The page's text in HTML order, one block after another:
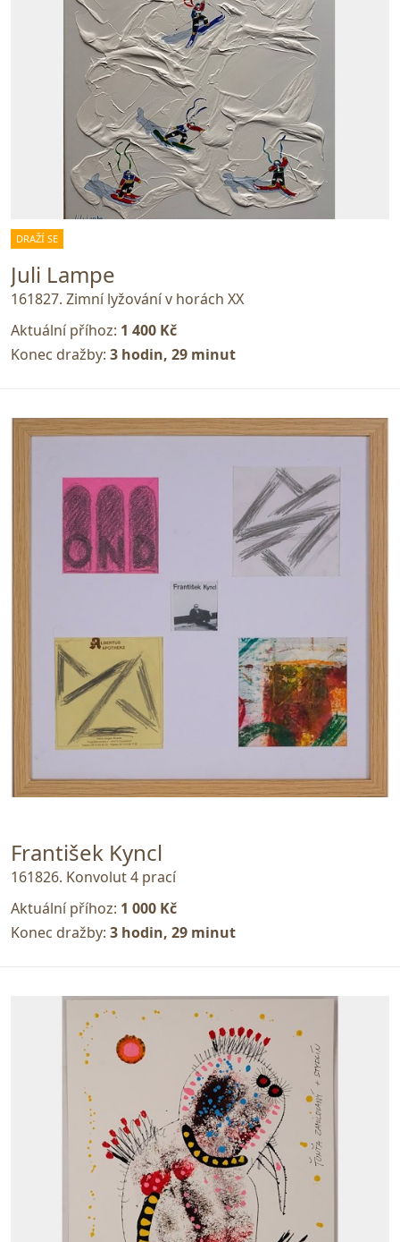
DRAŽÍ SE
Juli Lampe
161827. Zimní lyžování v horách XX
Aktuální příhoz: 1 400 Kč
Konec dražby: 3 hodin, 29 minut
František Kyncl
161826. Konvolut 4 prací
Aktuální příhoz: 1 000 Kč
Konec dražby: 3 hodin, 29 minut